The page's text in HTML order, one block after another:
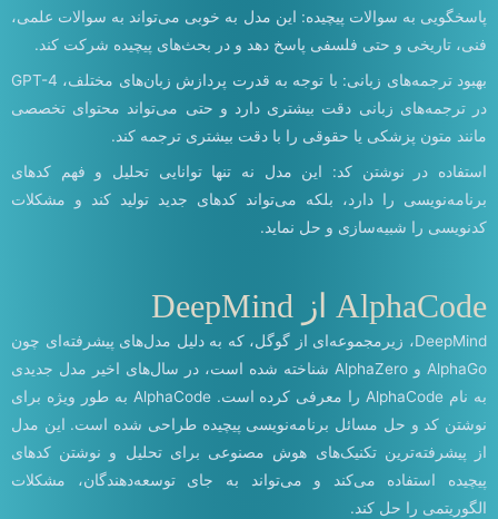
پاسخگویی به سوالات پیچیده: این مدل به خوبی می‌تواند به سوالات علمی،
فنی، تاریخی و حتی فلسفی پاسخ دهد و در بحث‌های پیچیده شرکت کند.
بهبود ترجمه‌های زبانی: با توجه به قدرت پردازش زبان‌های مختلف، GPT-4
در ترجمه‌های زبانی دقت بیشتری دارد و حتی می‌تواند محتوای تخصصی
مانند متون پزشکی یا حقوقی را با دقت بیشتری ترجمه کند.
استفاده در نوشتن کد: این مدل نه تنها توانایی تحلیل و فهم کدهای
برنامه‌نویسی را دارد، بلکه می‌تواند کدهای جدید تولید کند و مشکلات
کدنویسی را شبیه‌سازی و حل نماید.
AlphaCode از DeepMind
DeepMind، زیرمجموعه‌ای از گوگل، که به دلیل مدل‌های پیشرفته‌ای چون
AlphaGo و AlphaZero شناخته شده است، در سال‌های اخیر مدل جدیدی
به نام AlphaCode را معرفی کرده است. AlphaCode به طور ویژه برای
نوشتن کد و حل مسائل برنامه‌نویسی پیچیده طراحی شده است. این مدل
از پیشرفته‌ترین تکنیک‌های هوش مصنوعی برای تحلیل و نوشتن کدهای
پیچیده استفاده می‌کند و می‌تواند به جای توسعه‌دهندگان، مشکلات
الگوریتمی را حل کند.